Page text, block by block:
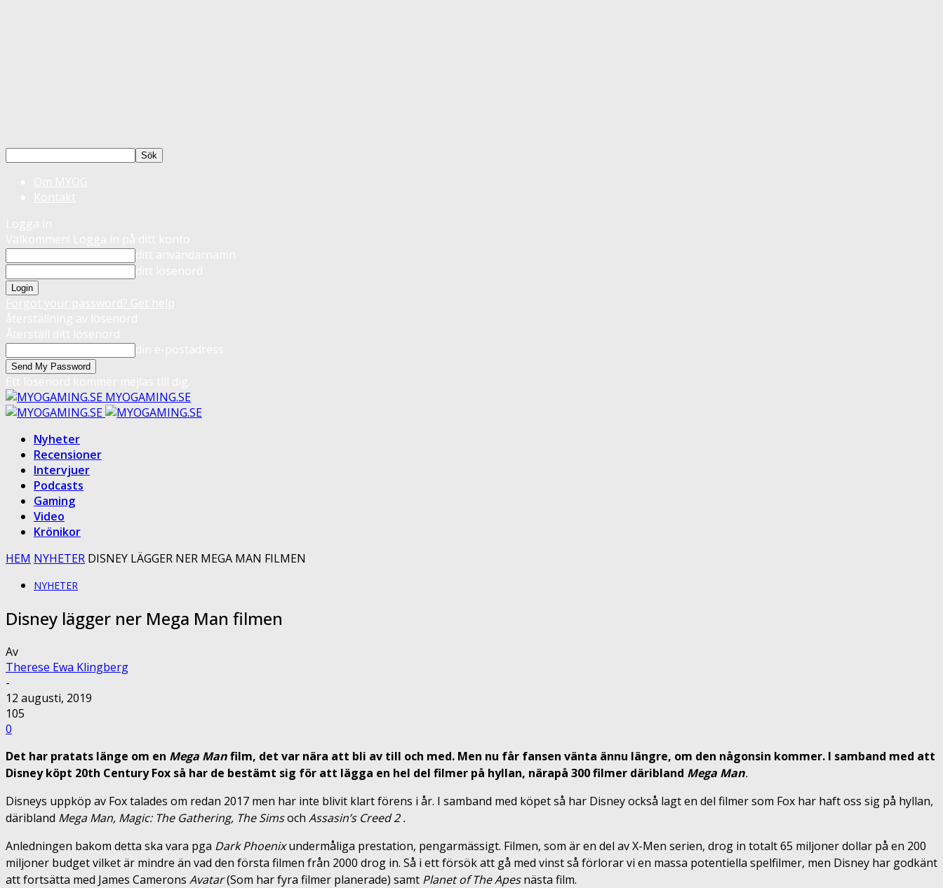
MYOGAMING.SE
Nyheter
Recensioner
Intervjuer
Podcasts
Gaming
Video
Krönikor
HEM NYHETER DISNEY LÄGGER NER MEGA MAN FILMEN
NYHETER
Disney lägger ner Mega Man filmen
Av
Therese Ewa Klingberg
-
12 augusti, 2019
105
0
Det har pratats länge om en Mega Manfilm, det var nära att bli av till och med. Men nu får fansen vänta ännu längre, om den någonsin kommer. I samband med att
Disney köpt 20th Century Fox så har de bestämt sig för att lägga en hel del filmer på hyllan, närapå 300 filmer däribland Mega Man.
Disneys uppköp av Fox talades om redan 2017 men har inte blivit klart förens i år. I samband med köpet så har Disney också lagt en del filmer som Fox har haft oss sig på hyllan,
däribland Mega Man, Magic: The Gathering, The Simsoch Assasin’s Creed 2.
Anledningen bakom detta ska vara pga Dark Phoenixundermåliga prestation, pengarmässigt. Filmen, som är en del av X-Men serien, drog in totalt 65 miljoner dollar på en 200
miljoner budget vilket är mindre än vad den första filmen från 2000 drog in. Så i ett försök att gå med vinst så förlorar vi en massa potentiella spelfilmer, men Disney har godkänt
att fortsätta med James Camerons Avatar(Som har fyra filmer planerade) samt Planet of The Apesnästa film.